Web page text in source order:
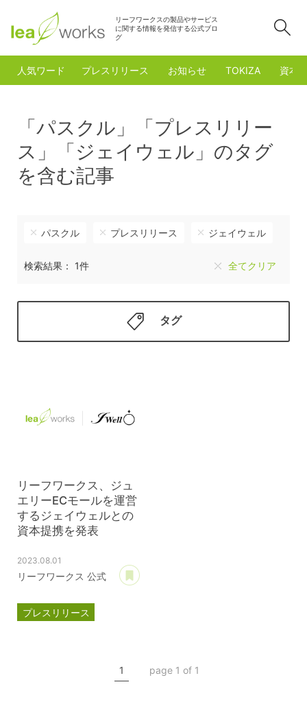
リーフワークスの製品やサービス
に関する情報を発信する公式ブロ
グ
人気ワード プレスリリース お知らせ TOKIZA 資本
「パスクル」「プレスリリー
ス」「ジェイウェル」のタグ
を含む記事
パスクル プレスリリース ジェイウェル
検索結果： 1件 全てクリア
タグ
リーフワークス、ジュ
エリーECモールを運営
するジェイウェルとの
資本提携を発表
2023.08.01
リーフワークス 公式
プレスリリース
1
page 1 of 1